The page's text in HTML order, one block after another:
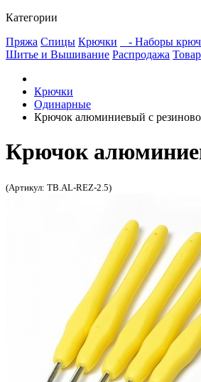
Категории
Пряжа Спицы Крючки - Наборы
Шитье и Вышивание Распродажа
Крючки
Одинарные
Крючок алюминиевый с
Крючок
(Артикул: TB.AL-REZ-2.5)